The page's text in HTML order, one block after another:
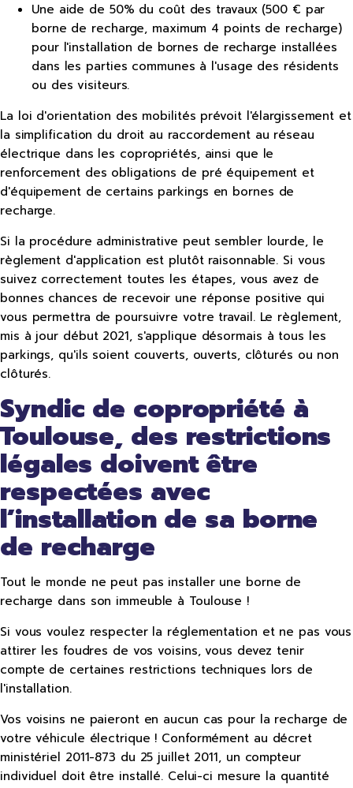
Une aide de 50% du coût des travaux (500 € par
borne de recharge, maximum 4 points de recharge)
pour l'installation de bornes de recharge installées
dans les parties communes à l'usage des résidents
ou des visiteurs.
La loi d'orientation des mobilités prévoit l'élargissement et
la simplification du droit au raccordement au réseau
électrique dans les copropriétés, ainsi que le
renforcement des obligations de pré équipement et
d'équipement de certains parkings en bornes de
recharge.
Si la procédure administrative peut sembler lourde, le
règlement d'application est plutôt raisonnable. Si vous
suivez correctement toutes les étapes, vous avez de
bonnes chances de recevoir une réponse positive qui
vous permettra de poursuivre votre travail. Le règlement,
mis à jour début 2021, s'applique désormais à tous les
parkings, qu'ils soient couverts, ouverts, clôturés ou non
clôturés.
Syndic de copropriété à
Toulouse, des restrictions
légales doivent être
respectées avec
l’installation de sa borne
de recharge
Tout le monde ne peut pas installer une borne de
recharge dans son immeuble à Toulouse !
Si vous voulez respecter la réglementation et ne pas vous
attirer les foudres de vos voisins, vous devez tenir
compte de certaines restrictions techniques lors de
l'installation.
Vos voisins ne paieront en aucun cas pour la recharge de
votre véhicule électrique ! Conformément au décret
ministériel 2011-873 du 25 juillet 2011, un compteur
individuel doit être installé. Celui-ci mesure la quantité